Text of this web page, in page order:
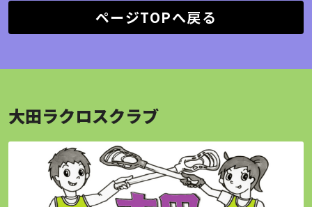
ページTOPへ戻る
大田ラクロスクラブ